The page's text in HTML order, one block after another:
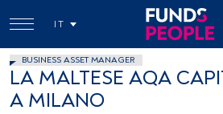
IT
BUSINESS ASSET MANAGER
LA MALTESE AQA
A MILANO